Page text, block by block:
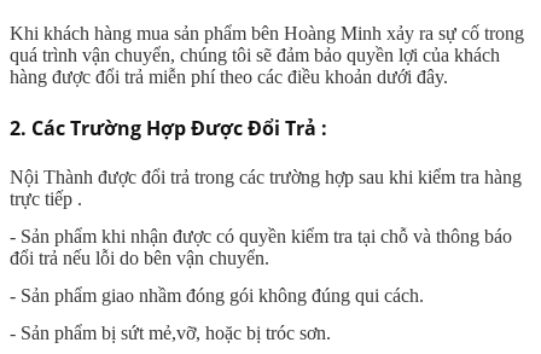
Khi khách hàng mua sản phẩm bên Hoàng Minh xảy ra sự cố trong
quá trình vận chuyển, chúng tôi sẽ đảm bảo quyền lợi của khách
hàng được đổi trả miễn phí theo các điều khoản dưới đây.
2. Các Trường Hợp Được Đổi Trả :
Nội Thành được đổi trả trong các trường hợp sau khi kiểm tra hàng
trực tiếp .
- Sản phẩm khi nhận được có quyền kiểm tra tại chỗ và thông báo
đổi trả nếu lỗi do bên vận chuyển.
- Sản phẩm giao nhầm đóng gói không đúng qui cách.
- Sản phẩm bị sứt mẻ,vỡ, hoặc bị tróc sơn.